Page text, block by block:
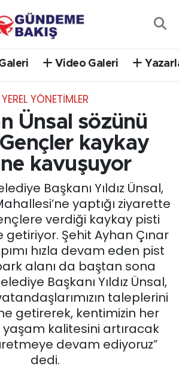
Video Galeri
YEREL YÖNETİMLER
Ünsal sözünü
kaykay
kavuşuyor
Başkanı Yıldız Ünsal,
yaptığı ziyarette
verdiği kaykay pisti
getiriyor. Şehit Ayhan Çınar
hızla devam eden pist
alanı da baştan sona
Başkanı Yıldız Ünsal,
taleplerini
getirerek, kentimizin her
yaşam kalitesini artıracak
devam ediyoruz”
dedi.
Durumu ve Fikstür
Haberleri